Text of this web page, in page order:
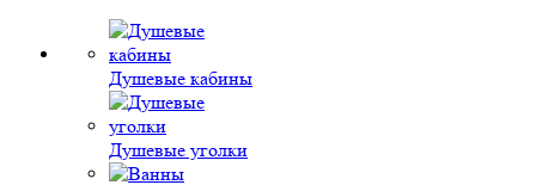
Душевые кабины
Душевые уголки